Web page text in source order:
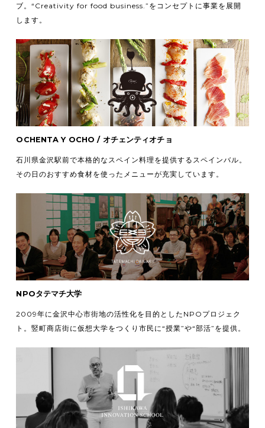
ブ。“Creativity for food business.”をコンセプトに事業を展開
します。
OCHENTA Y OCHO / オチェンティオチョ
石川県金沢駅前で本格的なスペイン料理を提供するスペインバル。
その日のおすすめ食材を使ったメニューが充実しています。
NPOタテマチ大学
2009年に金沢中心市街地の活性化を目的としたNPOプロジェク
ト。竪町商店街に仮想大学をつくり市民に“授業”や“部活”を提供。